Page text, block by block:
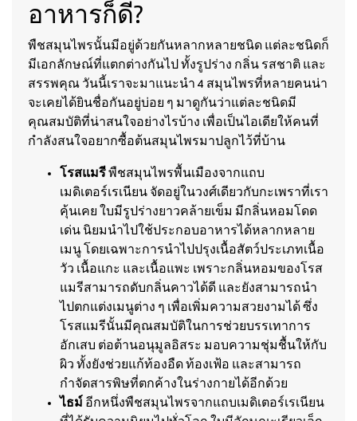
อาหารก็ดี?
พืชสมุนไพรนั้นมีอยู่ด้วยกันหลากหลายชนิด แต่ละชนิดก็
มีเอกลักษณ์ที่แตกต่างกันไป ทั้งรูปร่าง กลิ่น รสชาติ และ
สรรพคุณ วันนี้เราจะมาแนะนำ 4 สมุนไพรที่หลายคนน่า
จะเคยได้ยินชื่อกันอยู่บ่อย ๆ มาดูกันว่าแต่ละชนิดมี
คุณสมบัติที่น่าสนใจอย่างไรบ้าง เพื่อเป็นไอเดียให้คนที่
กำลังสนใจอยากซื้อต้นสมุนไพรมาปลูกไว้ที่บ้าน
โรสแมรีพืชสมุนไพรพื้นเมืองจากแถบ
เมดิเตอร์เรเนียน จัดอยู่ในวงศ์เดียวกับกะเพราที่เรา
คุ้นเคย ใบมีรูปร่างยาวคล้ายเข็ม มีกลิ่นหอมโดด
เด่น นิยมนำไปใช้ประกอบอาหารได้หลากหลาย
เมนู โดยเฉพาะการนำไปปรุงเนื้อสัตว์ประเภทเนื้อ
วัว เนื้อแกะ และเนื้อแพะ เพราะกลิ่นหอมของโรส
แมรีสามารถดับกลิ่นคาวได้ดี และยังสามารถนำ
ไปตกแต่งเมนูต่าง ๆ เพื่อเพิ่มความสวยงามได้ ซึ่ง
โรสแมรีนั้นมีคุณสมบัติในการช่วยบรรเทาการ
อักเสบ ต่อต้านอนุมูลอิสระ มอบความชุ่มชื้นให้กับ
ผิว ทั้งยังช่วยแก้ท้องอืด ท้องเฟ้อ และสามารถ
กำจัดสารพิษที่ตกค้างในร่างกายได้อีกด้วย
ไธม์ อีกหนึ่งพืชสมุนไพรจากแถบเมดิเตอร์เรเนียน